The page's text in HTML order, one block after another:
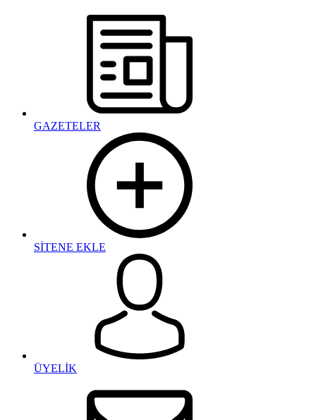
GAZETELER
SİTENE EKLE
ÜYELİK